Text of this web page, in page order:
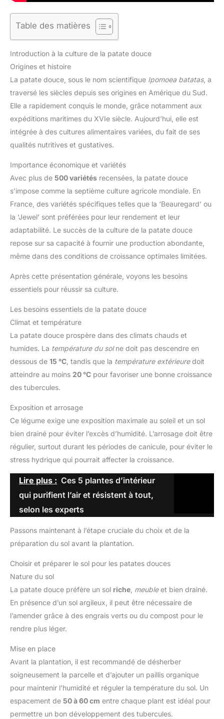
Table des matières
Introduction à la culture de la patate douce
Origines et histoire
La patate douce, sous le nom scientifique Ipomoea batatas, a
traversé les siècles depuis ses origines en Amérique du Sud.
Elle a rapidement conquis le monde, grâce notamment aux
expéditions maritimes du XVIe siècle. Aujourd’hui, elle est
intégrée à des cultures alimentaires variées, du fait de ses
qualités nutritives et gustatives.
Importance économique et variétés
Avec plus de 500 variétés recensées, la patate douce
s’impose comme la septième culture agricole mondiale. En
France, des variétés spécifiques telles que la ‘Beauregard’ ou
la ‘Jewel’ sont préférées pour leur rendement et leur
adaptabilité. Le succès de la culture de la patate douce
repose sur sa capacité à fournir une production abondante,
même dans des conditions de croissance optimales limitées.
Après cette présentation générale, voyons les besoins
essentiels pour réussir sa culture.
Les besoins essentiels de la patate douce
Climat et température
La patate douce prospère dans des climats chauds et
humides. La température du solne doit pas descendre en
dessous de 15 °C, tandis que la température extérieuredoit
atteindre au moins 20 °C pour favoriser une bonne croissance
des tubercules.
Exposition et arrosage
Ce légume exige une exposition maximale au soleil et un sol
bien drainé pour éviter l’excès d’humidité. L’arrosage doit être
régulier, surtout durant les périodes de canicule, pour éviter le
stress hydrique qui pourrait affecter la croissance.
Lire plus : Ces 5 plantes d’intérieur
qui purifient l’air et résistent à tout,
selon les experts
Passons maintenant à l’étape cruciale du choix et de la
préparation du sol avant la plantation.
Choisir et préparer le sol pour les patates douces
Nature du sol
La patate douce préfère un sol riche, meubleet bien drainé.
En présence d’un sol argileux, il peut être nécessaire de
l’amender grâce à des engrais verts ou du compost pour le
rendre plus léger.
Mise en place
Avant la plantation, il est recommandé de désherber
soigneusement la parcelle et d’ajouter un paillis organique
pour maintenir l’humidité et réguler la température du sol. Un
espacement de 50 à 60 cm entre chaque plant est idéal pour
permettre un bon développement des tubercules.